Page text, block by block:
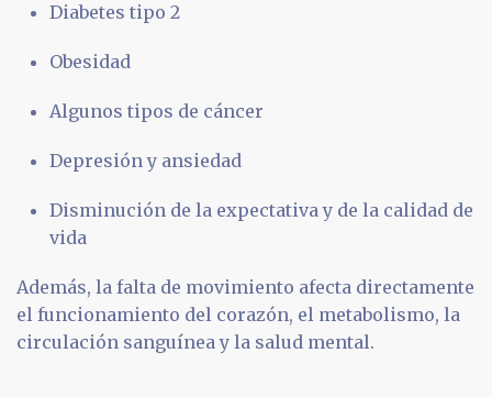
Diabetes tipo 2
Obesidad
Algunos tipos de cáncer
Depresión y ansiedad
Disminución de la expectativa y de la calidad de
vida
Además, la falta de movimiento afecta directamente
el funcionamiento del corazón, el metabolismo, la
circulación sanguínea y la salud mental.